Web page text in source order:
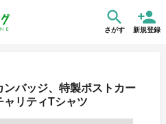
さがす 新規登録
バッジ、特製ポストカー
ャリティTシャツ